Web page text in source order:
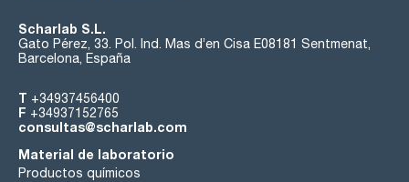
Scharlab S.L.
Gato Pérez, 33. Pol. Ind. Mas d’en Cisa E08181 Sentmenat,
Barcelona, España
T +34937456400
F +34937152765
consultas@scharlab.com
Material de laboratorio
Productos químicos